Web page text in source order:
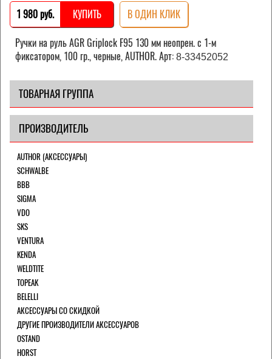
1 980 pуб. КУПИТЬ В ОДИН КЛИК
Ручки на руль AGR Griplock F95 130 мм неопрен. с 1-м
фиксатором, 100 гр., черные, AUTHOR. Арт: 8-33452052
ТОВАРНАЯ ГРУППА
ПРОИЗВОДИТЕЛЬ
AUTHOR (АКСЕССУАРЫ)
SCHWALBE
BBB
SIGMA
VDO
SKS
VENTURA
KENDA
WELDTITE
TOPEAK
BELELLI
АКСЕССУАРЫ СО СКИДКОЙ
ДРУГИЕ ПРОИЗВОДИТЕЛИ АКСЕССУАРОВ
OSTAND
HORST